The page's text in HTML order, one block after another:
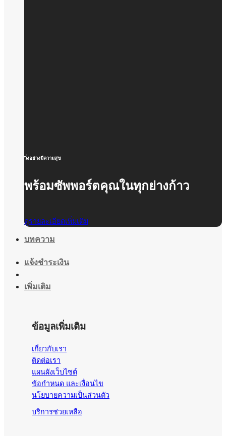
วิ่งอย่างมีความสุข
พร้อมซัพพอร์ตคุณในทุกย่างก้าว
ดูรายละเอียดเพิ่มเติม
บทความ
แจ้งชำระเงิน
เพิ่มเติม
ข้อมูลเพิ่มเติม
เกี่ยวกับเรา
ติดต่อเรา
แผนผังเว็บไซต์
ข้อกำหนด และเงื่อนไข
นโยบายความเป็นส่วนตัว
บริการช่วยเหลือ